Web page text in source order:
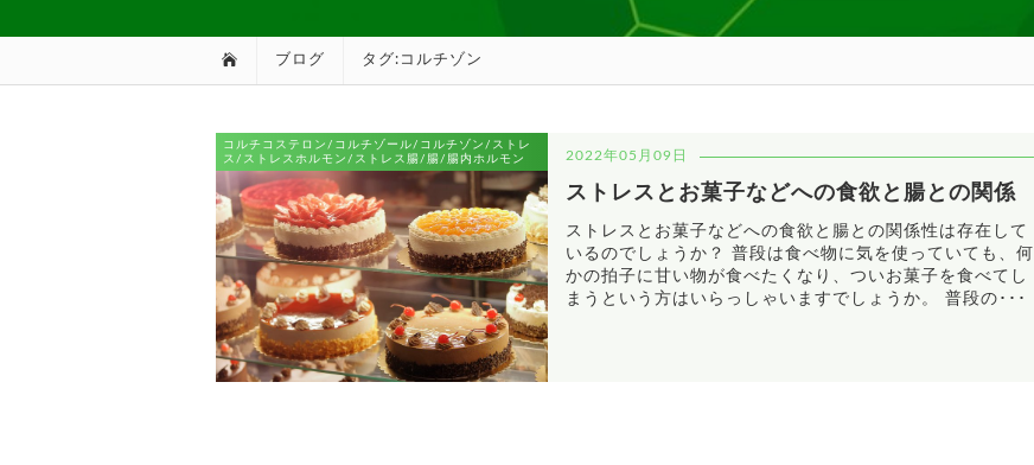
ブログ タグ:コルチゾン
コルチコステロン/コルチゾール/コルチゾン/ストレ
ス/ストレスホルモン/ストレス腸/腸/腸内ホルモン
2022年05月09日
ストレスとお菓子などへの食欲と腸との関係
ストレスとお菓子などへの食欲と腸との関係性は存在して
いるのでしょうか？ 普段は食べ物に気を使っていても、何
かの拍子に甘い物が食べたくなり、ついお菓子を食べてし
まうという方はいらっしゃいますでしょうか。 普段の･･･